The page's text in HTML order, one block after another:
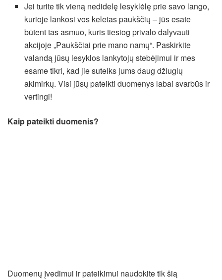
Jei turite tik vieną nedidelę lesyklėlę prie savo lango,
kurioje lankosi vos keletas paukščių – jūs esate
būtent tas asmuo, kuris tiesiog privalo dalyvauti
akcijoje „Paukščiai prie mano namų“. Paskirkite
valandą jūsų lesyklos lankytojų stebėjimui ir mes
esame tikri, kad jie suteiks jums daug džiugių
akimirkų. Visi jūsų pateikti duomenys labai svarbūs ir
vertingi!
Kaip pateikti duomenis?
Duomenų įvedimui ir pateikimui naudokite tik šią